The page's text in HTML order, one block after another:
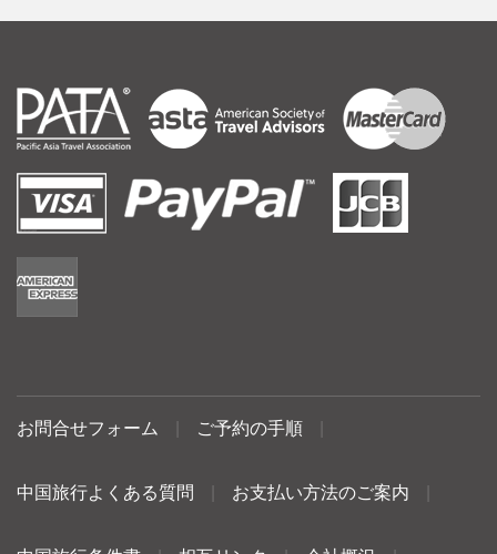
お問合せフォーム ご予約の手順
中国旅行よくある質問 お支払い方法のご案内